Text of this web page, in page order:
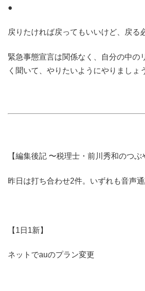
●
戻りたければ戻ってもいいけど、戻る
緊急事態宣言は関係なく、自分の中の
く聞いて、やりたいようにやりましょ
【編集後記 〜税理士・前川秀和のつぶ
昨日は打ち合わせ2件。いずれも音声通
【1日1新】
ネットでauのプラン変更